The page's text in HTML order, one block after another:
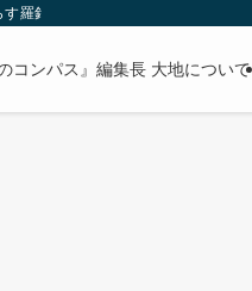
羅針盤。
コンパス』編集長 大地について